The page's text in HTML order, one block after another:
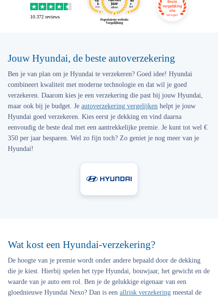
10.372 reviews
Jouw Hyundai, de beste autoverzekering
Ben je van plan om je Hyundai te verzekeren? Goed idee! Hyundai
combineert kwaliteit met moderne technologie en dat wil je goed
verzekeren. Daarom kies je een verzekering die past bij jouw Hyundai,
maar ook bij je budget. Je autoverzekering vergelijken helpt je jouw
Hyundai goed verzekeren. Kies eerst je dekking en vind daarna
eenvoudig de beste deal met een aantrekkelijke premie. Je kunt tot wel €
350 per jaar besparen. Wel zo fijn toch? Zo geniet je nog meer van je
Hyundai!
Wat kost een Hyundai-verzekering?
De hoogte van je premie wordt onder andere bepaald door de dekking
die je kiest. Hierbij spelen het type Hyundai, bouwjaar, het gewicht en de
waarde van je auto een rol. Ben je de gelukkige eigenaar van een
gloednieuwe Hyundai Nexo? Dan is een allrisk verzekering meestal de